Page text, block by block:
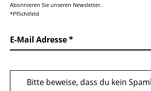
Abonnieren Sie unseren Newsletter.
*Pflichtfeld
E-Mail Adresse
Bitte beweise, dass du kein